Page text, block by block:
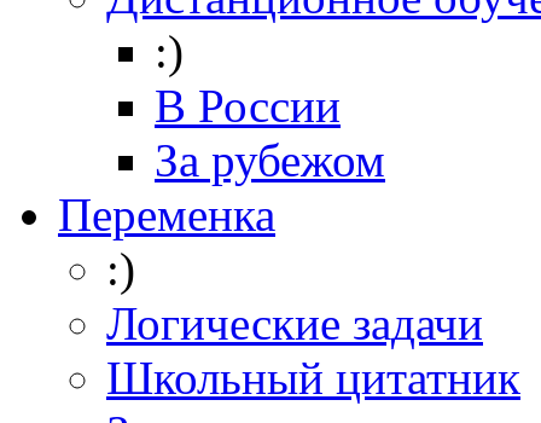
:)
В России
За рубежом
Переменка
:)
Логические задачи
Школьный цитатник